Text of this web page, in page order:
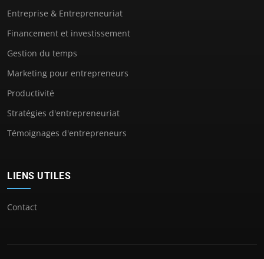
Entreprise & Entrepreneuriat
Financement et investissement
Gestion du temps
Marketing pour entrepreneurs
Productivité
Stratégies d'entrepreneuriat
Témoignages d'entrepreneurs
LIENS UTILES
Contact